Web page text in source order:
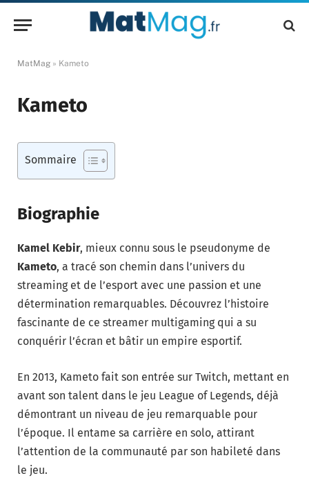
MatMag » Kameto
Kameto
Sommaire
Biographie
Kamel Kebir, mieux connu sous le pseudonyme de
Kameto, a tracé son chemin dans l’univers du
streaming et de l’esport avec une passion et une
détermination remarquables. Découvrez l’histoire
fascinante de ce streamer multigaming qui a su
conquérir l’écran et bâtir un empire esportif.
En 2013, Kameto fait son entrée sur Twitch, mettant en
avant son talent dans le jeu League of Legends, déjà
démontrant un niveau de jeu remarquable pour
l’époque. Il entame sa carrière en solo, attirant
l’attention de la communauté par son habileté dans
le jeu.